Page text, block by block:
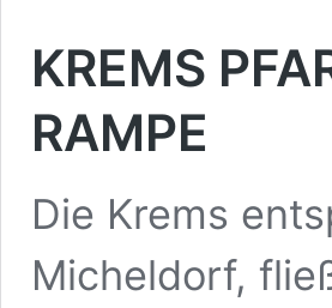
KREMS
RAMPE
Die Krems
Micheldorf,